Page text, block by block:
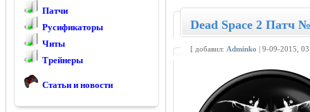
Патчи
Русификаторы
Читы
Трейнеры
Статьи и новости
Dead Space 2 Патч
[ добавил: Adminko | 9-09-2015,